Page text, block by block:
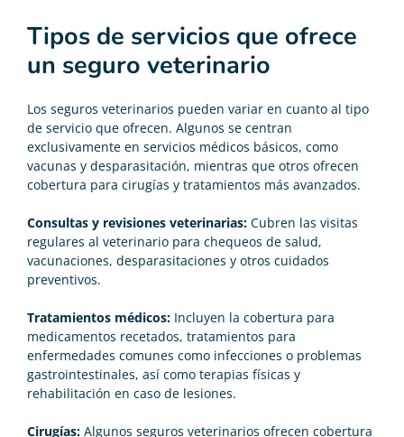
Tipos de servicios que ofrece
un seguro veterinario
Los seguros veterinarios pueden variar en cuanto al tipo
de servicio que ofrecen. Algunos se centran
exclusivamente en servicios médicos básicos, como
vacunas y desparasitación, mientras que otros ofrecen
cobertura para cirugías y tratamientos más avanzados.
Consultas y revisiones veterinarias: Cubren las visitas
regulares al veterinario para chequeos de salud,
vacunaciones, desparasitaciones y otros cuidados
preventivos.
Tratamientos médicos: Incluyen la cobertura para
medicamentos recetados, tratamientos para
enfermedades comunes como infecciones o problemas
gastrointestinales, así como terapias físicas y
rehabilitación en caso de lesiones.
Cirugías: Algunos seguros veterinarios ofrecen cobertura